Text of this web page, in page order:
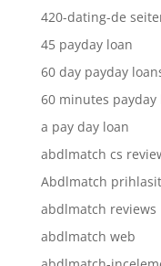
420-dating-de
45 payday loan
60 day payday
60 minutes payday
a pay day loan
abdlmatch cs
Abdlmatch prihlasit
abdlmatch reviews
abdlmatch web